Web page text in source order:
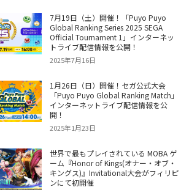
7月19日（土）開催！「Puyo Puyo
Global Ranking Series 2025 SEGA
Official Tournament 1」インターネッ
トライブ配信情報を公開！
2025年7月16日
1月26日（日）開催！セガ公式大会
「Puyo Puyo Global Ranking Match」
インターネットライブ配信情報を公
開！
2025年1月23日
世界で最もプレイされている MOBA ゲ
ーム『Honor of Kings(オナー・オブ・
キングス)』Invitational大会がフィリピ
ンにて初開催